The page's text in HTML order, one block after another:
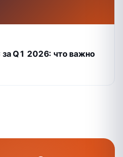
Q1 2026: что важно